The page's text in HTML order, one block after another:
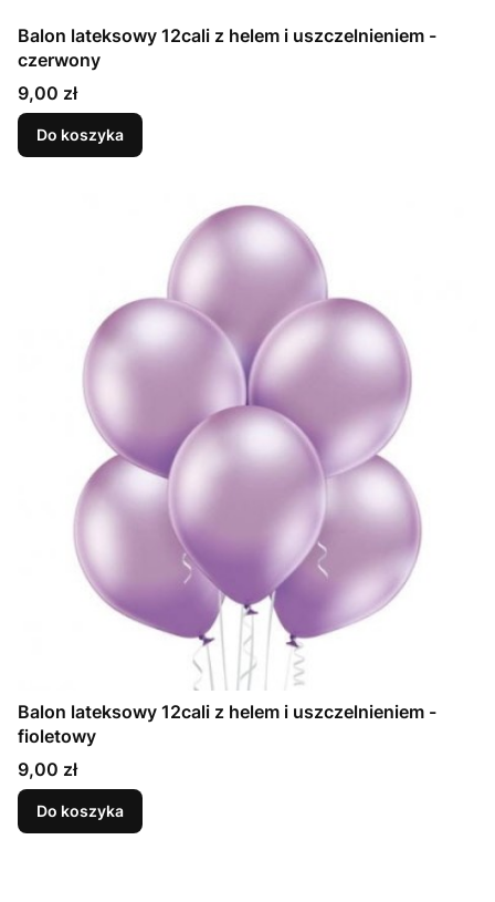
Balon lateksowy 12cali z helem i uszczelnieniem -
czerwony
Cena
9,00 zł
Do koszyka
Balon lateksowy 12cali z helem i uszczelnieniem -
fioletowy
Cena
9,00 zł
Do koszyka